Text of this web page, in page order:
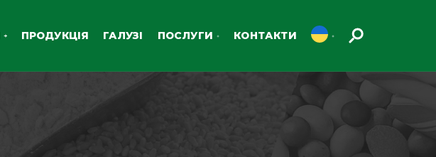
ПРОДУКЦІЯ ГАЛУЗІ ПОСЛУГИ КОНТАКТИ